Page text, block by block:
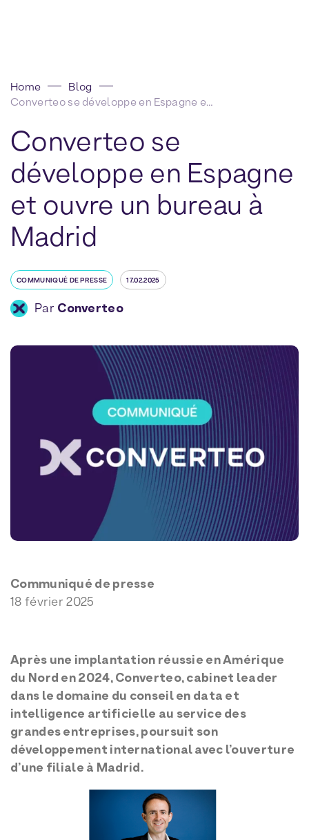
Home
Blog
Converteo se développe en Espagne et ouvre un bureau à Madrid
Converteo se
développe en Espagne
et ouvre un bureau à
Madrid
COMMUNIQUÉ DE PRESSE 17.02.2025
Par Converteo
Communiqué de presse
18 février 2025
Après une implantation réussie en Amérique
du Nord en 2024, Converteo, cabinet leader
dans le domaine du conseil en data et
intelligence artificielle au service des
grandes entreprises, poursuit son
développement international avec l’ouverture
d’une filiale à Madrid.